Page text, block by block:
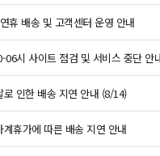
휴 배송 및 고객센터 운영 안내
06시 사이트 점검 및 서비스 중단 안
로 인한 배송 지연 안내 (8/14)
휴가에 따른 배송 지연 안내